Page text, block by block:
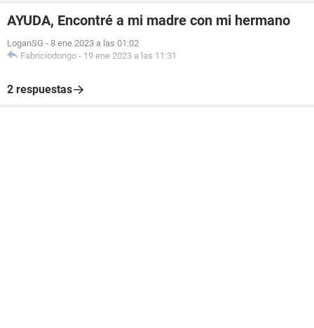
AYUDA, Encontré a mi madre con mi hermano
LoganSG - 8 ene 2023 a las 01:02
Fabriciodongo - 19 ene 2023 a las 11:31
2 respuestas